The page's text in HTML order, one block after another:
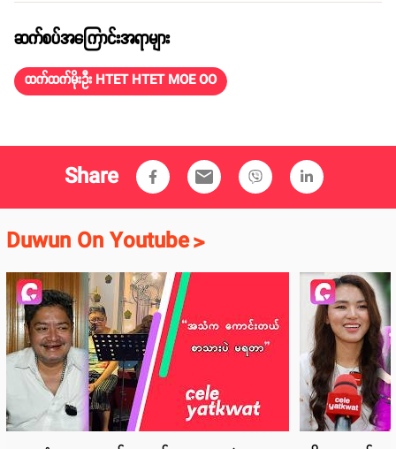
ဆက်စပ်အကြောင်းအရာများ
ထက်ထက်မိုးဦး HTET HTET MOE OO
Share email
Duwun On Youtube>